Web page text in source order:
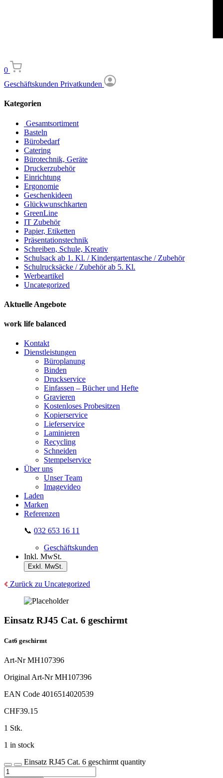
0
Geschäftskunden Privatkunden
Kategorien
Gesamtsortiment
Basteln
Bürobedarf
Catering
Bürotechnik, Geräte
Druckerzubehör
Einrichtung
Ergonomie
Geschenkideen
Glückwunschkarten
GreenLine
IT Zubehör
Papier, Etiketten
Präsentationstechnik
Schreiben, Schule, Kreativ
Schulsack ab 1. Kl. / Kindergartentasche / Zubehör
Schulrucksäcke / Zubehör ab 5. Kl.
Werbeartikel
Uncategorized
Aktuelle Angebote
work life balanced
Kontakt
Dienstleistungen
Büroplanung
Binden
Druckservice
Einfassen – Bücher und Hefte
Gravieren
Kostenloses Probesitzen
Kopierservice
Lieferservice
Laminieren
Recycling
Schneiden
Stempelservice
Über uns
Unser Team
Imagevideo
Laden
Marken
Referenzen
📞 032 653 16 11
Geschäftskunden
Inkl. MwSt.
Exkl. MwSt.
Zurück zu Uncategorized
Einsatz RJ45 Cat. 6 geschirmt
Cat6 geschirmt
Art-NrMH107396
Original Art-NrMH107396
EAN Code 4016514020539
CHF39.15
1 Stk.
1 in stock
Einsatz RJ45 Cat. 6 geschirmt quantity